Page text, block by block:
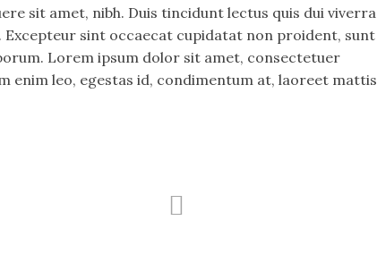
sit amet, nibh. Duis tincidunt lectus quis dui viverra
Excepteur sint occaecat cupidatat non proident,
Lorem ipsum dolor sit amet, consectetuer
enim leo, egestas id, condimentum at, laoreet